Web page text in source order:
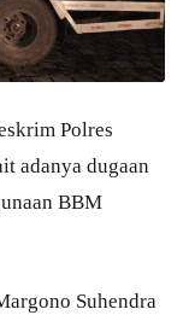
Polres
adanya dugaan
BBM
Suhendra